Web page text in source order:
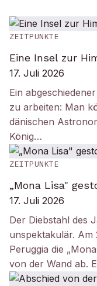
ZEITPUNKTE
Eine Insel zur
17. Juli 2026
Ein
zu arbeiten: Man
dänischen
König…
ZEITPUNKTE
„Mona Lisa"
17. Juli 2026
Der Diebstahl des
unspektakulär. Am
Peruggia die
von der Wand ab.